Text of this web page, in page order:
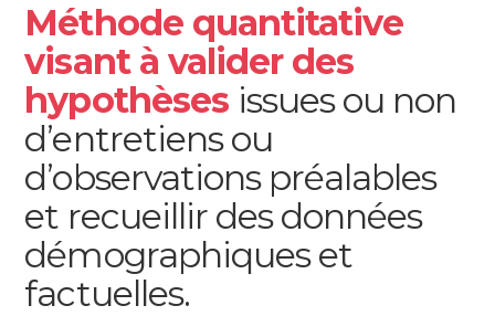
Méthode quantitative
visant à valider des
hypothèses issues ou non
d’entretiens ou
d’observations préalables
et recueillir des données
démographiques et
factuelles.